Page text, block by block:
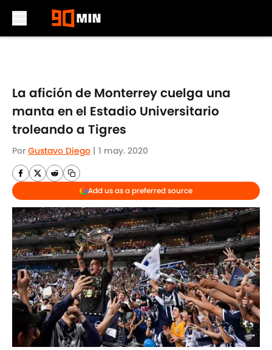
La afición de Monterrey cuelga una
manta en el Estadio Universitario
troleando a Tigres
Por Gustavo Diego | 1 may. 2020
Add us as a preferred source